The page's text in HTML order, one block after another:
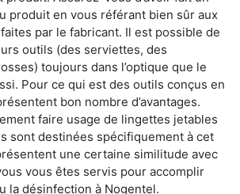
produit en vous référant bien sûr aux
par le fabricant. Il est possible de
outils (des serviettes, des
toujours dans l’optique que le
Pour ce qui est des outils conçus en
bon nombre d’avantages.
faire usage de lingettes jetables
sont destinées spécifiquement à cet
une certaine similitude avec
vous êtes servis pour accomplir
la désinfection à Nogentel.